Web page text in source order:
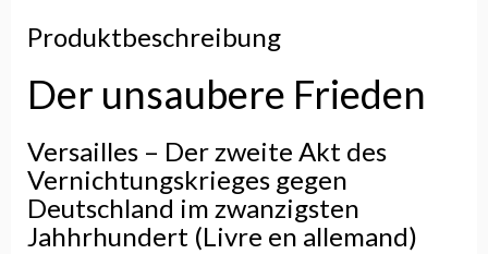
Produktbeschreibung
Der unsaubere Frieden
Versailles – Der zweite Akt des
Vernichtungskrieges gegen
Deutschland im zwanzigsten
Jahhrhundert (Livre en allemand)